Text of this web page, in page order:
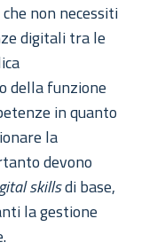
non necessiti
digitali tra le
della funzione
in quanto
la
devono
skillsdi base,
la gestione